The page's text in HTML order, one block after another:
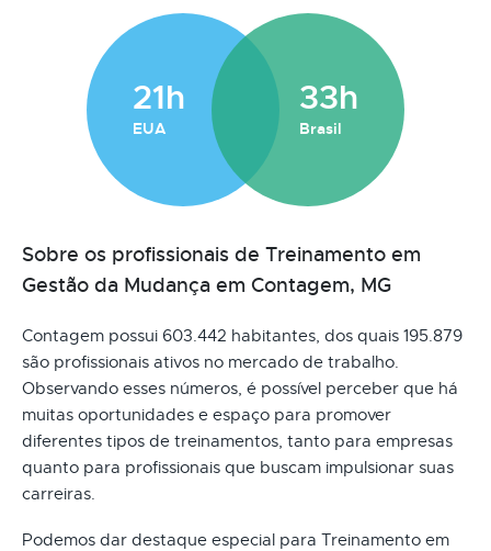
21h
EUA
33h
Brasil
Sobre os profissionais de Treinamento em
Gestão da Mudança em Contagem, MG
Contagem possui 603.442 habitantes, dos quais 195.879
são profissionais ativos no mercado de trabalho.
Observando esses números, é possível perceber que há
muitas oportunidades e espaço para promover
diferentes tipos de treinamentos, tanto para empresas
quanto para profissionais que buscam impulsionar suas
carreiras.
Podemos dar destaque especial para Treinamento em